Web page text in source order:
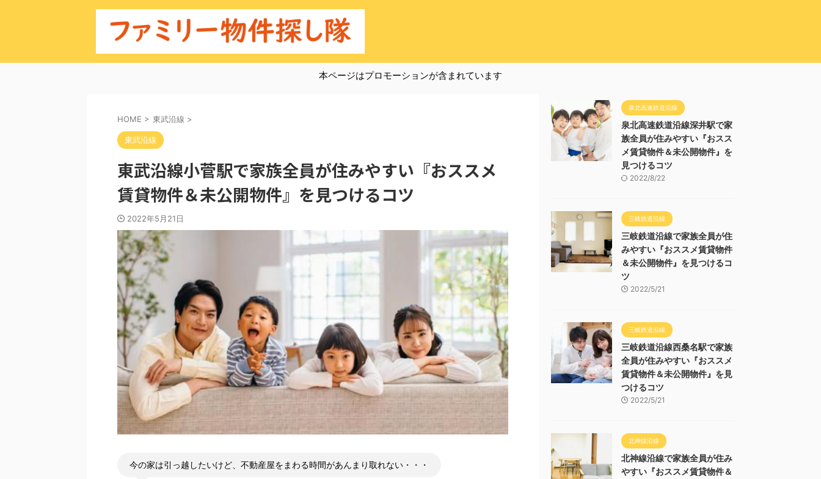
本ページはプロモーションが含まれています
HOME > 東武沿線 >
東武沿線
東武沿線小菅駅で家族全員が住みやすい『おススメ
賃貸物件＆未公開物件』を見つけるコツ
2022年5月21日
今の家は引っ越したいけど、不動産屋をまわる時間があんまり取れない・・・
泉北高速鉄道沿線
泉北高速鉄道沿線深井駅で家
族全員が住みやすい『おスス
メ賃貸物件＆未公開物件』を
見つけるコツ
2022/8/22
三岐鉄道沿線
三岐鉄道沿線で家族全員が住
みやすい『おススメ賃貸物件
＆未公開物件』を見つけるコ
ツ
2022/5/21
三岐鉄道沿線
三岐鉄道沿線西桑名駅で家族
全員が住みやすい『おススメ
賃貸物件＆未公開物件』を見
つけるコツ
2022/5/21
北神線沿線
北神線沿線で家族全員が住み
やすい『おススメ賃貸物件＆